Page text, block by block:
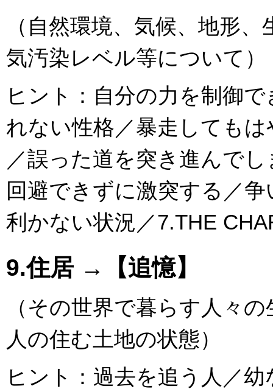
（自然環境、気候、地形
気汚染レベル等について）
ヒント：自分の力を制御
れない性格／暴走しても
／誤った道を突き進んで
回避できずに激突する／
利かない状況／7.THE
9.住居 →【追憶】
（その世界で暮らす人々
人の住む土地の状態）
ヒント：過去を追う人／